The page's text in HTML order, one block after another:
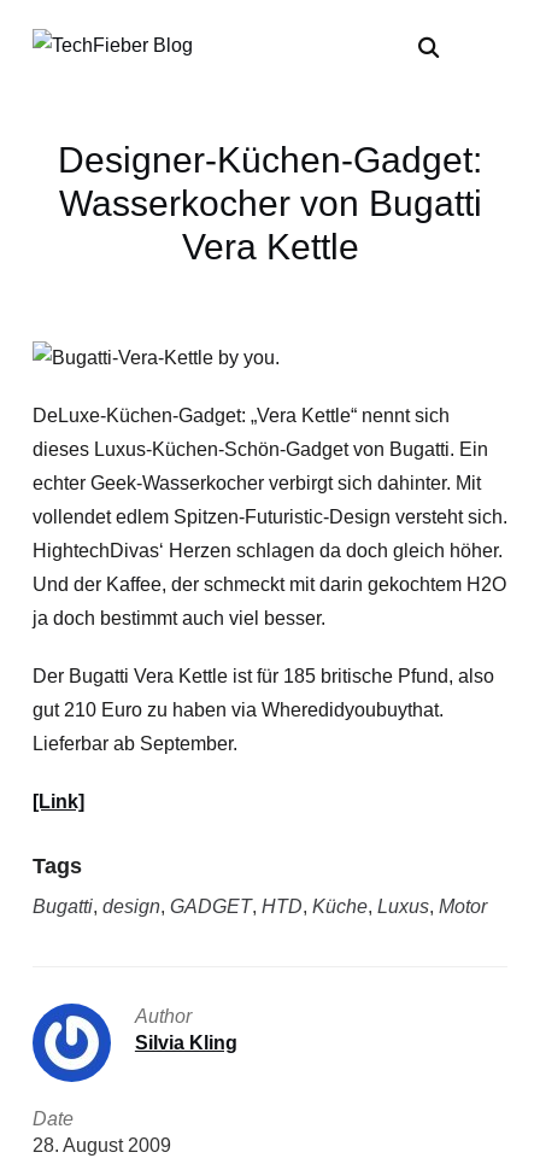
Designer-Küchen-Gadget:
Wasserkocher von Bugatti
Vera Kettle
DeLuxe-Küchen-Gadget: „Vera Kettle“ nennt sich
dieses Luxus-Küchen-Schön-Gadget von Bugatti. Ein
echter Geek-Wasserkocher verbirgt sich dahinter. Mit
vollendet edlem Spitzen-Futuristic-Design versteht sich.
HightechDivas‘ Herzen schlagen da doch gleich höher.
Und der Kaffee, der schmeckt mit darin gekochtem H2O
ja doch bestimmt auch viel besser.
Der Bugatti Vera Kettle ist für 185 britische Pfund, also
gut 210 Euro zu haben via Wheredidyoubuythat.
Lieferbar ab September.
[Link]
Tags
Bugatti, design, GADGET, HTD, Küche, Luxus, Motor
Author
Silvia Kling
Date
28. August 2009